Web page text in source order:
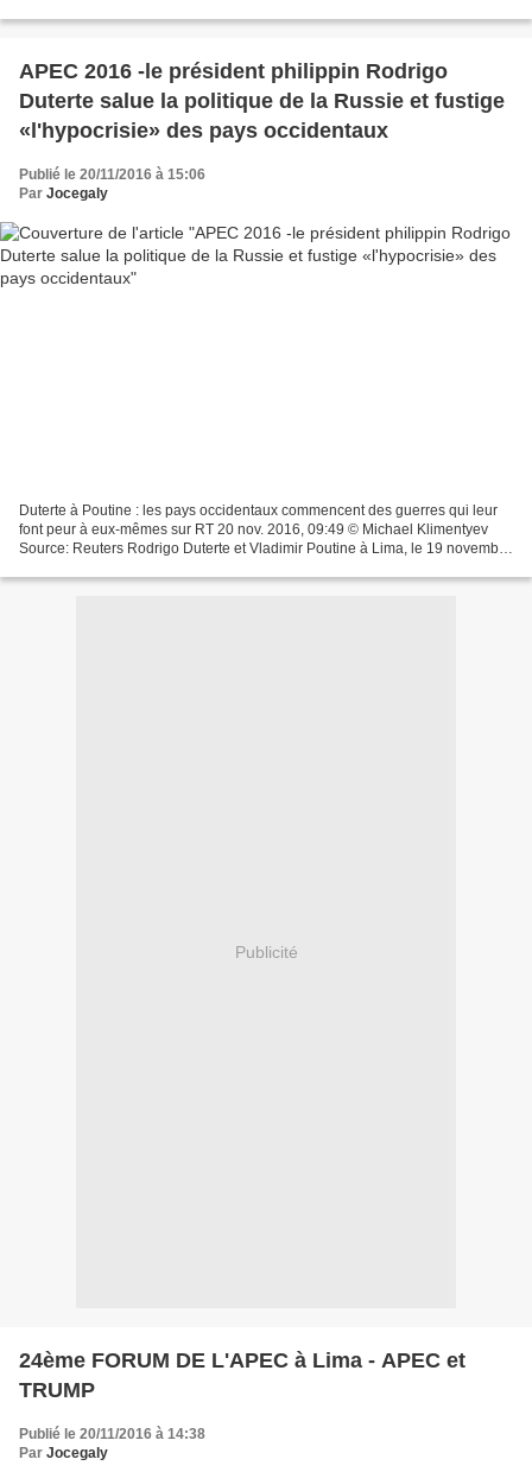
APEC 2016 -le président philippin Rodrigo
Duterte salue la politique de la Russie et fustige
«l'hypocrisie» des pays occidentaux
Publié le 20/11/2016 à 15:06
Par Jocegaly
Duterte à Poutine : les pays occidentaux commencent des guerres qui leur
font peur à eux-mêmes sur RT 20 nov. 2016, 09:49 © Michael Klimentyev
Source: Reuters Rodrigo Duterte et Vladimir Poutine à Lima, le 19 novembre
Publicité
24ème FORUM DE L'APEC à Lima - APEC et
TRUMP
Publié le 20/11/2016 à 14:38
Par Jocegaly